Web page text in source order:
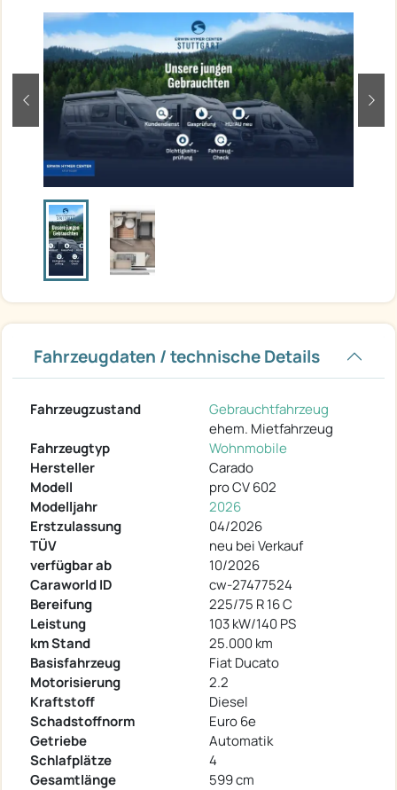
zurück
Fahrzeugdaten / technische Details
Fahrzeugzustand
Gebrauchtfahrzeug
ehem. Mietfahrzeug
Fahrzeugtyp
Wohnmobile
Hersteller
Carado
Modell
pro CV 602
Modelljahr
2026
Erstzulassung
04/2026
TÜV
neu bei Verkauf
verfügbar ab
10/2026
Caraworld ID
cw-27477524
Bereifung
225/75 R 16 C
Leistung
103 kW/140 PS
km Stand
25.000 km
Basisfahrzeug
Fiat Ducato
Motorisierung
2.2
Kraftstoff
Diesel
Schadstoffnorm
Euro 6e
Getriebe
Automatik
Schlafplätze
4
Gesamtlänge
599 cm